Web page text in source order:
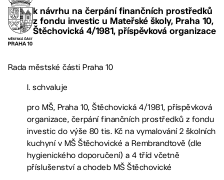
k návrhu na čerpání finančních prostředků
z fondu investic u Mateřské školy, Praha 10,
Štěchovická 4/1981, příspěvková organizace
Rada městské části Praha 10
I. schvaluje
pro MŠ, Praha 10, Štěchovická 4/1981, příspěvková
organizace, čerpání finančních prostředků z fondu
investic do výše 80 tis. Kč na vymalování 2 školních
kuchyní v MŠ Štěchovické a Rembrandtově (dle
hygienického doporučení) a 4 tříd včetně
příslušenství a chodeb MŠ Štěchovické